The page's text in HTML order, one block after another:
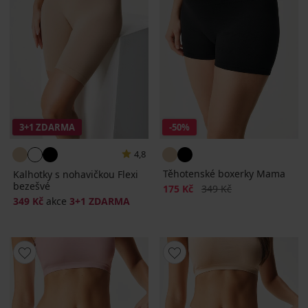
3+1 ZDARMA
4,8
Kalhotky s nohavičkou Flexi
bezešvé
349 Kč akce 3+1 ZDARMA
-50%
Těhotenské boxerky Mama
Sleva
175 Kč Původní cena
349 Kč